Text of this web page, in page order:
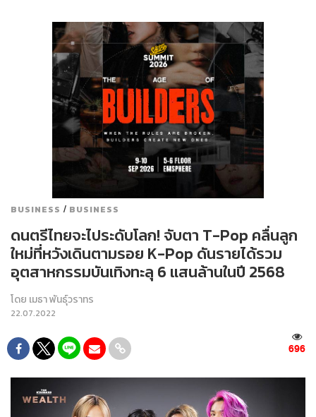
BUSINESS / BUSINESS
ดนตรีไทยจะไประดับโลก! จับตา T-Pop คลื่นลูก
ใหม่ที่หวังเดินตามรอย K-Pop ดันรายได้รวม
อุตสาหกรรมบันเทิงทะลุ 6 แสนล้านในปี 2568
โดย เมธา พันธุ์วราทร
22.07.2022
696